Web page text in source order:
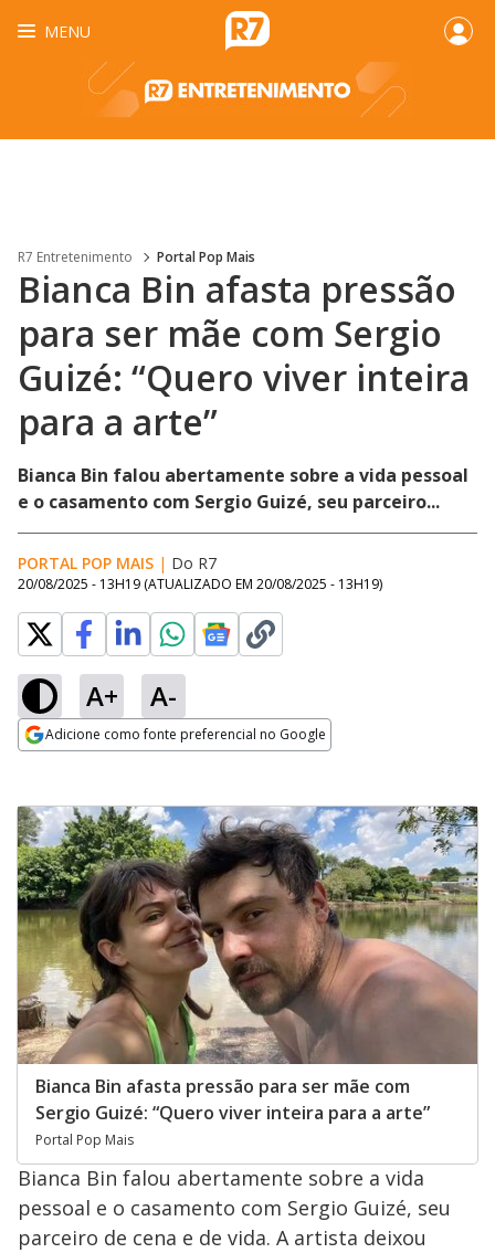
MENU
R7 Entretenimento Portal Pop Mais
Bianca Bin afasta pressão
para ser mãe com Sergio
Guizé: “Quero viver inteira
para a arte”
Bianca Bin falou abertamente sobre a vida pessoal
e o casamento com Sergio Guizé, seu parceiro...
PORTAL POP MAIS | Do R7
20/08/2025 - 13H19 (ATUALIZADO EM 20/08/2025 - 13H19)
A+ A-
Adicione como fonte preferencial no Google
Bianca Bin afasta pressão para ser mãe com
Sergio Guizé: “Quero viver inteira para a arte”
Portal Pop Mais
Bianca Bin falou abertamente sobre a vida
pessoal e o casamento com Sergio Guizé, seu
parceiro de cena e de vida. A artista deixou